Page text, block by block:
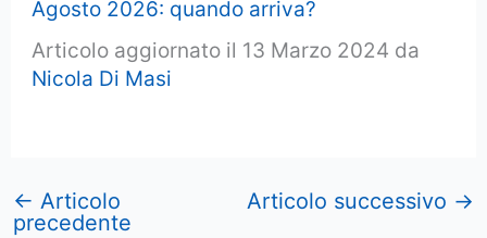
Agosto 2026: quando arriva?
Articolo aggiornato il 13 Marzo 2024 da
Nicola Di Masi
← Articolo
precedente
Articolo successivo →